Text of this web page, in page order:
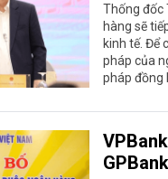
Thống đốc
hàng sẽ
kinh tế. Để
pháp của
pháp đồng
GPBank